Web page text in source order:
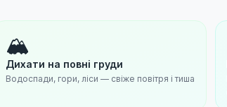
🏔
Дихати на повні груди
Водоспади, гори, ліси — свіже повітря і тиша